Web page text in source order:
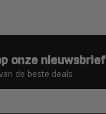
onze nieuwsbrief
de beste deals